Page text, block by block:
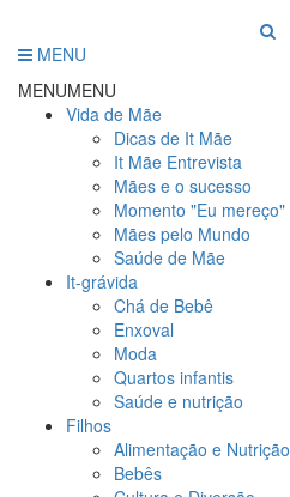
MENU
MENUMENU
Vida de Mãe
Dicas de It Mãe
It Mãe Entrevista
Mães e o sucesso
Momento "Eu mereço"
Mães pelo Mundo
Saúde de Mãe
It-grávida
Chá de Bebê
Enxoval
Moda
Quartos infantis
Saúde e nutrição
Filhos
Alimentação e Nutrição
Bebês